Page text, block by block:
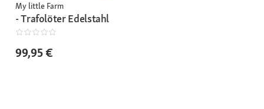
My little Farm
- Trafolöter Edelstahl
99,95 €